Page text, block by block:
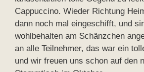
Cappuccino. Wieder Richtung
dann noch mal eingeschifft, und
wohlbehalten am Schänzchen
an alle Teilnehmer, das war ein
und wir freuen uns schon auf den